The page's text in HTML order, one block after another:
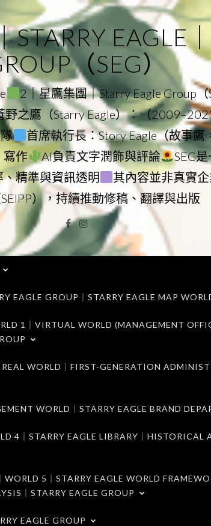
EAGLE
（SEG）
2｜星鷹集團｜Starry Eagle Group（
野之鷹（Starry Eagle）：（
首席執行長：Story Eagle（故事鷹
寫作 AI負責文字潤飾與評論
SEG
精準與資訊透明 其內容並非真實
），持續推動修稿、翻譯與出版
Facebook
Instagram
EAGLE GROUP｜STARRY EAGLE MAP
1｜VIRTUAL WORLD (MANAGEMENT
WORLD｜FIRST-GENERATION
WORLD｜STARRY EAGLE BRAND
4｜STARRY EAGLE LIBRARY｜HISTORICAL
5｜STARRY EAGLE WORLD
｜STARRY EAGLE GROUP
EAGLE GROUP